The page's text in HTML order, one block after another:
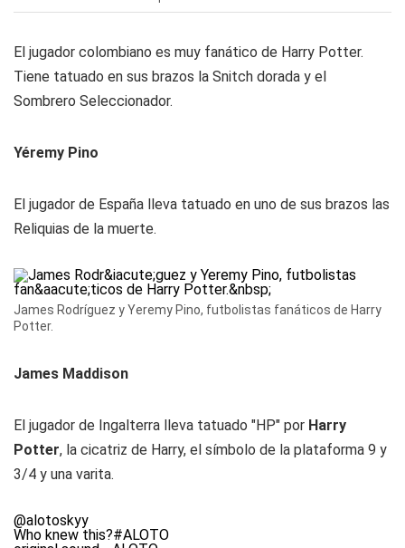
El jugador colombiano es muy fanático de Harry Potter.
Tiene tatuado en sus brazos la Snitch dorada y el
Sombrero Seleccionador.
Yéremy Pino
El jugador de España lleva tatuado en uno de sus brazos las
Reliquias de la muerte.
James Rodríguez y Yeremy Pino, futbolistas fanáticos de Harry
Potter.
James Maddison
El jugador de Ingalterra lleva tatuado "HP" por Harry
Potter, la cicatriz de Harry, el símbolo de la plataforma 9 y
3/4 y una varita.
@alotoskyy
Who knew this?#ALOTO